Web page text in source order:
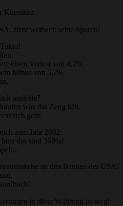
Kurssturz
zieht weltweit seine Spuren!
einen Verlust von 4,2%
Minus von 5,2%
auslöste?
was das Zeug hält.
sich geht.
zum Jahr 2002
das sind 368%!
an den Banken der USA!
in diese Währung ist weg!